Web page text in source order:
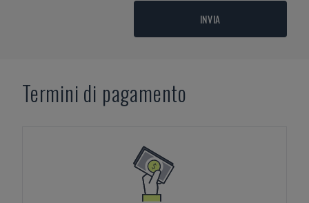
INVIA
Termini di pagamento